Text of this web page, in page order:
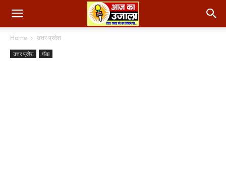
Home उत्तर प्रदेश
उत्तर प्रदेश गोंडा